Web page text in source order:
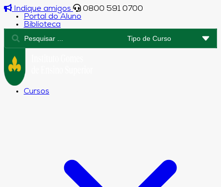
Indique amigos
0800 591 0700
Portal do Aluno
Biblioteca
Cursos